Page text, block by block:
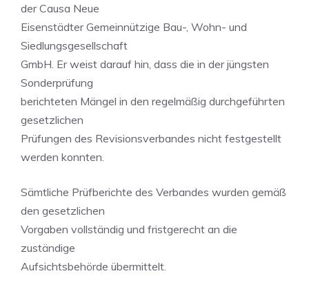
der Causa Neue
Eisenstädter Gemeinnützige Bau-, Wohn- und
Siedlungsgesellschaft
GmbH. Er weist darauf hin, dass die in der jüngsten
Sonderprüfung
berichteten Mängel in den regelmäßig durchgeführten
gesetzlichen
Prüfungen des Revisionsverbandes nicht festgestellt
werden konnten.
Sämtliche Prüfberichte des Verbandes wurden gemäß
den gesetzlichen
Vorgaben vollständig und fristgerecht an die
zuständige
Aufsichtsbehörde übermittelt.